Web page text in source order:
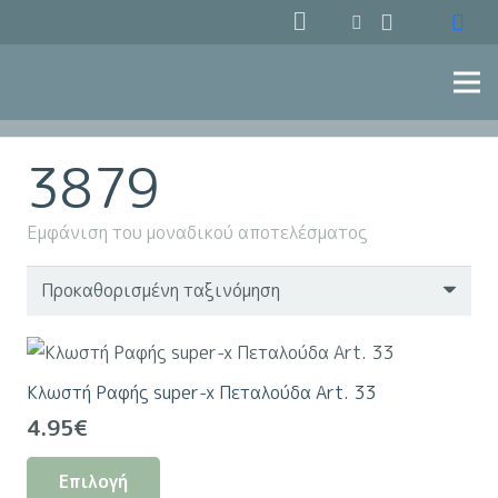
3879
Εμφάνιση του μοναδικού αποτελέσματος
Κλωστή Ραφής super-x Πεταλούδα Art. 33
4.95€
Επιλογή